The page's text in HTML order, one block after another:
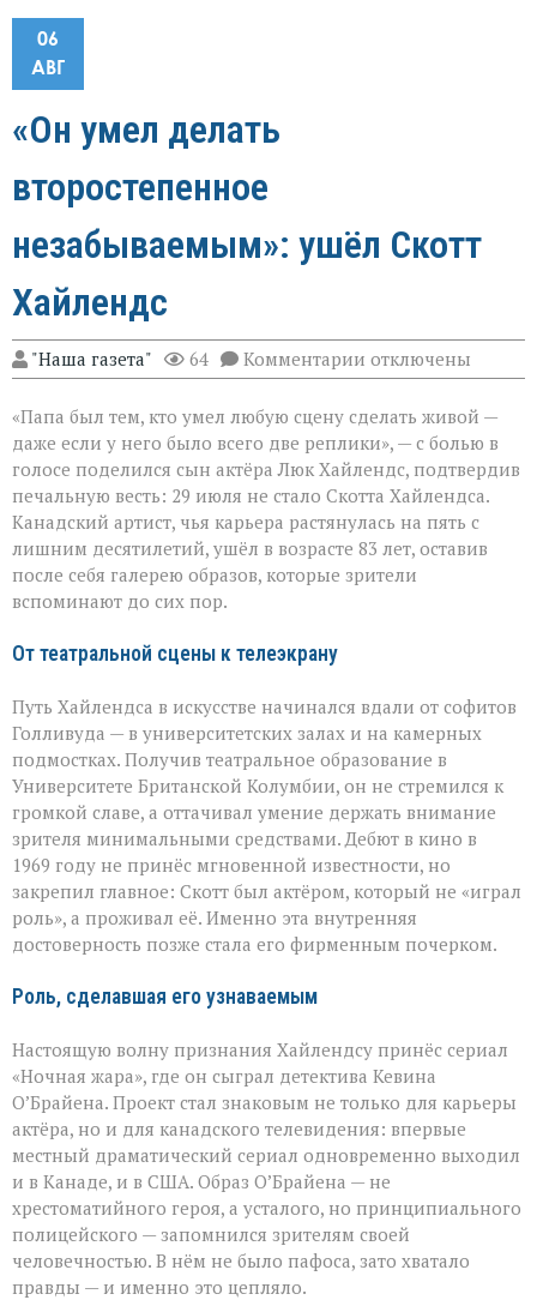
06
АВГ
«Он умел делать
второстепенное
незабываемым»: ушёл Скотт
Хайлендс
"Наша газета" 64 Комментарии к
записи
умел
делать
второстепенное
незабываемым»:
ушёл
Скотт
Хайлендс
отключены
«Папа был тем, кто умел любую сцену сделать живой —
даже если у него было всего две реплики», — с болью в
голосе поделился сын актёра Люк Хайлендс, подтвердив
печальную весть: 29 июля не стало Скотта Хайлендса.
Канадский артист, чья карьера растянулась на пять с
лишним десятилетий, ушёл в возрасте 83 лет, оставив
после себя галерею образов, которые зрители
вспоминают до сих пор.
От театральной сцены к телеэкрану
Путь Хайлендса в искусстве начинался вдали от софитов
Голливуда — в университетских залах и на камерных
подмостках. Получив театральное образование в
Университете Британской Колумбии, он не стремился к
громкой славе, а оттачивал умение держать внимание
зрителя минимальными средствами. Дебют в кино в
1969 году не принёс мгновенной известности, но
закрепил главное: Скотт был актёром, который не «играл
роль», а проживал её. Именно эта внутренняя
достоверность позже стала его фирменным почерком.
Роль, сделавшая его узнаваемым
Настоящую волну признания Хайлендсу принёс сериал
«Ночная жара», где он сыграл детектива Кевина
О’Брайена. Проект стал знаковым не только для карьеры
актёра, но и для канадского телевидения: впервые
местный драматический сериал одновременно выходил
и в Канаде, и в США. Образ О’Брайена — не
хрестоматийного героя, а усталого, но принципиального
полицейского — запомнился зрителям своей
человечностью. В нём не было пафоса, зато хватало
правды — и именно это цепляло.